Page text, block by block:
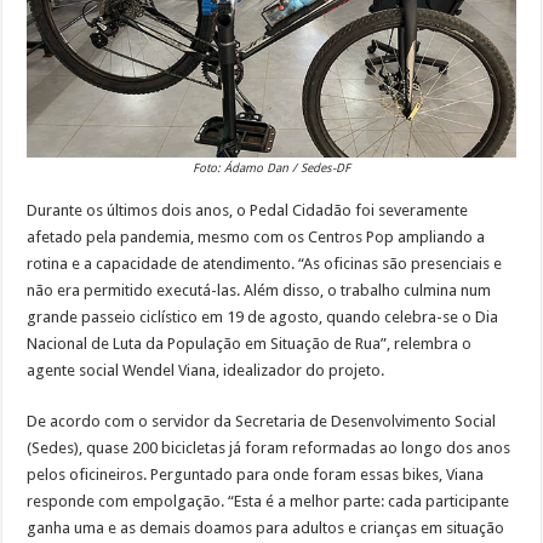
Foto: Ádamo Dan / Sedes-DF
Durante os últimos dois anos, o Pedal Cidadão foi severamente
afetado pela pandemia, mesmo com os Centros Pop ampliando a
rotina e a capacidade de atendimento. “As oficinas são presenciais e
não era permitido executá-las. Além disso, o trabalho culmina num
grande passeio ciclístico em 19 de agosto, quando celebra-se o Dia
Nacional de Luta da População em Situação de Rua”, relembra o
agente social Wendel Viana, idealizador do projeto.
De acordo com o servidor da Secretaria de Desenvolvimento Social
(Sedes), quase 200 bicicletas já foram reformadas ao longo dos anos
pelos oficineiros. Perguntado para onde foram essas bikes, Viana
responde com empolgação. “Esta é a melhor parte: cada participante
ganha uma e as demais doamos para adultos e crianças em situação